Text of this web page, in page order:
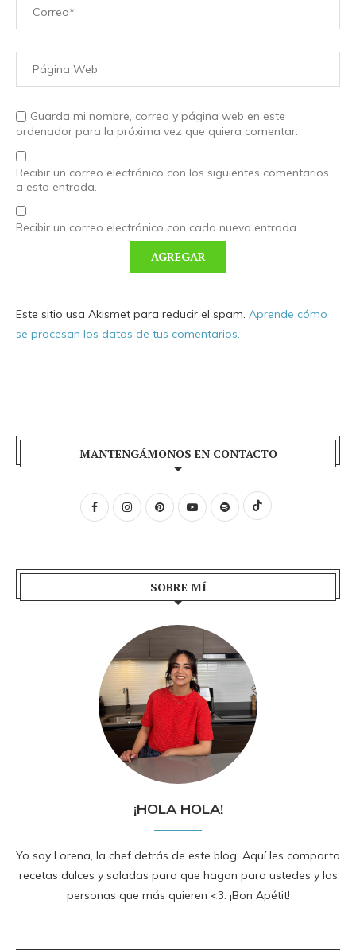
Guarda mi nombre, correo y página web en este
ordenador para la próxima vez que quiera comentar.
Recibir un correo electrónico con los siguientes comentarios
a esta entrada.
Recibir un correo electrónico con cada nueva entrada.
Este sitio usa Akismet para reducir el spam. Aprende cómo
se procesan los datos de tus comentarios.
MANTENGÁMONOS EN CONTACTO
SOBRE MÍ
¡HOLA HOLA!
Yo soy Lorena, la chef detrás de este blog. Aquí les comparto
recetas dulces y saladas para que hagan para ustedes y las
personas que más quieren <3. ¡Bon Apétit!